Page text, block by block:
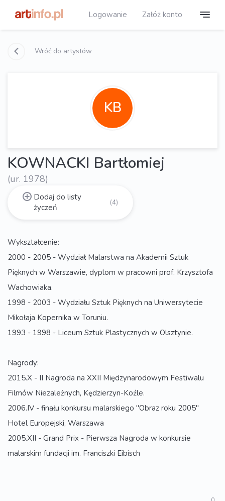
Logowanie Załóż konto
Wróć do artystów
KB
KOWNACKI Bartłomiej
(ur. 1978)
Dodaj do listy
życzeń
(4)
Wykształcenie:
2000 - 2005 - Wydział Malarstwa na Akademii Sztuk
Pięknych w Warszawie, dyplom w pracowni prof. Krzysztofa
Wachowiaka.
1998 - 2003 - Wydziału Sztuk Pięknych na Uniwersytecie
Mikołaja Kopernika w Toruniu.
1993 - 1998 - Liceum Sztuk Plastycznych w Olsztynie.
Nagrody:
2015.X - II Nagroda na XXII Międzynarodowym Festiwalu
Filmów Niezależnych, Kędzierzyn-Koźle.
2006.IV - finału konkursu malarskiego "Obraz roku 2005"
Hotel Europejski, Warszawa
2005.XII - Grand Prix - Pierwsza Nagroda w konkursie
malarskim fundacji im. Franciszki Eibisch